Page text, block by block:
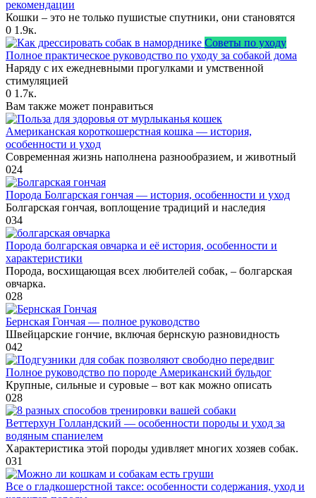
рекомендации
Кошки – это не только пушистые спутники, они становятся
0 1.9к.
Советы по уходу
Полное практическое руководство по уходу за собакой дома
Наряду с их ежедневными прогулками и умственной
стимуляцией
0 1.7к.
Вам также может понравиться
Американская короткошерстная кошка — история,
особенности и уход
Современная жизнь наполнена разнообразием, и животный
024
Порода Болгарская гончая — история, особенности и уход
Болгарская гончая, воплощение традиций и наследия
034
Порода болгарская овчарка и её история, особенности и
характеристики
Порода, восхищающая всех любителей собак, – болгарская
овчарка.
028
Бернская Гончая — полное руководство
Швейцарские гончие, включая бернскую разновидность
042
Полное руководство по породе Американский бульдог
Крупные, сильные и суровые – вот как можно описать
028
Веттерхун Голландский — особенности породы и уход за
водяным спаниелем
Характеристика этой породы удивляет многих хозяев собак.
031
Все о гладкошерстной таксе: особенности содержания, уход и